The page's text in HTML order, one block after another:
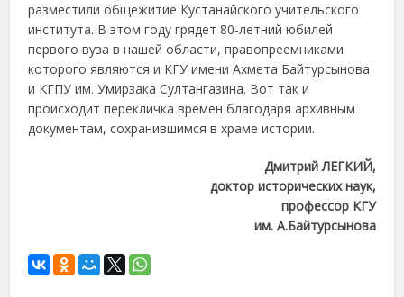
разместили общежитие Кустанайского учительского
института. В этом году грядет 80-летний юбилей
первого вуза в нашей области, правопреемниками
которого являются и КГУ имени Ахмета Байтурсынова
и КГПУ им. Умирзака Султангазина. Вот так и
происходит перекличка времен благодаря архивным
документам, сохранившимся в храме истории.
Дмитрий ЛЕГКИЙ,
доктор исторических наук,
профессор КГУ
им. А.Байтурсынова